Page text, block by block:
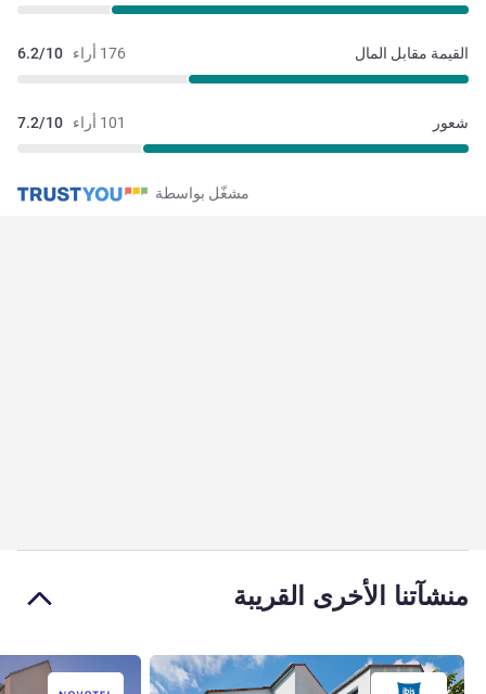
176 أراء 6.2/10 القيمة مقابل المال
101 أراء 7.2/10 شعور
مشغّل بواسطة
منشآتنا الأخرى القريبة